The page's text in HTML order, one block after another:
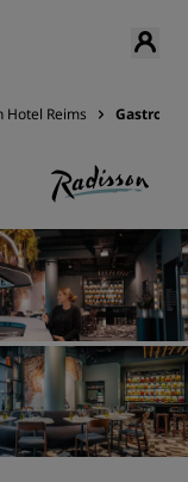
Hotel Reims